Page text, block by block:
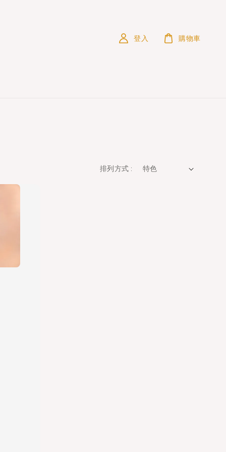
登入 購物車
排列方式 :